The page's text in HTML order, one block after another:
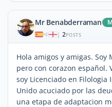
Mr Benabderraman
| 2POSTS
Hola amigos y amigas.
pero con corazon español.
soy Licenciado en Filologia
Unido acuciado por las
una etapa de adaptacion